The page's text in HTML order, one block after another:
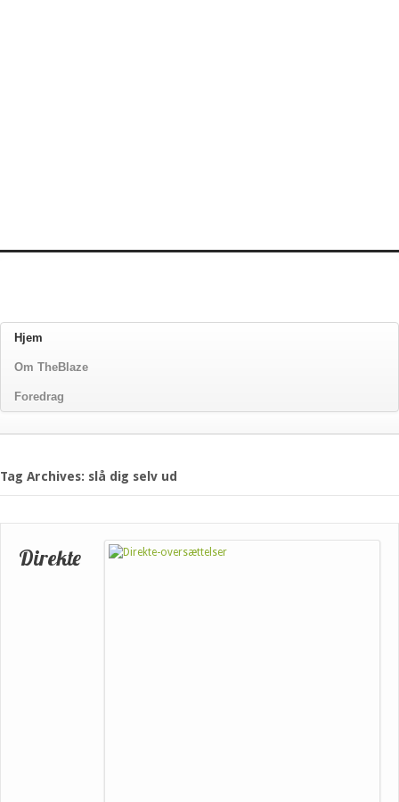
Hjem
Om TheBlaze
Foredrag
Tag Archives: slå dig selv ud
Direkte